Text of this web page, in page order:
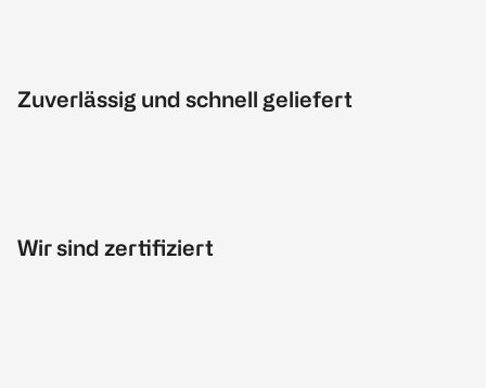
Zuverlässig und schnell geliefert
Wir sind zertifiziert